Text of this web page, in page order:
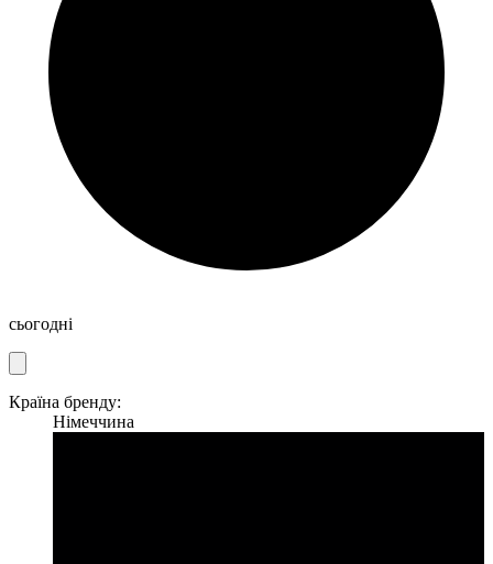
сьогодні
Країна бренду:
Німеччина